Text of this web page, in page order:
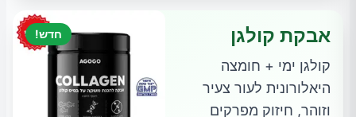
חדש! אבקת קולגן
קולגן ימי + חומצה
היאלורונית לעור צעיר
וזוהר, חיזוק מפרקים